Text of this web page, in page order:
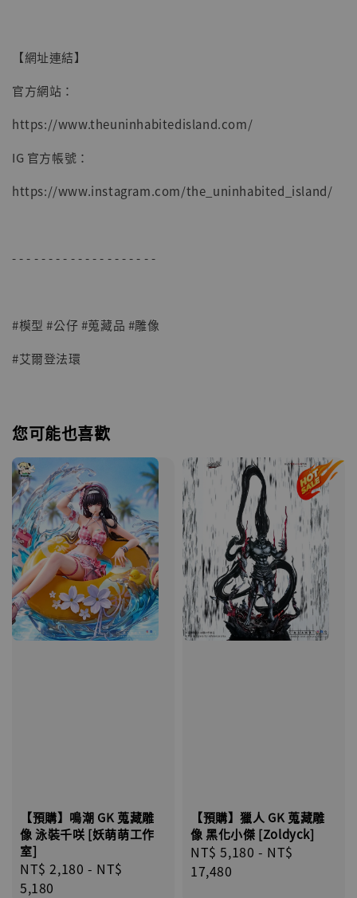
【網址連結】
官方網站：
https://www.theuninhabitedisland.com/
IG 官方帳號：
https://www.instagram.com/the_uninhabited_island/
- - - - - - - - - - - - - - - - - - - -
#模型 #公仔 #蒐藏品 #雕像
#艾爾登法環
您可能也喜歡
【預購】鳴潮 GK 蒐藏雕
像 泳裝千咲 [妖萌萌工作
室]
Regular
price
NT$ 2,180 - NT$
5,180
【預購】獵人 GK 蒐藏雕
像 黑化小傑 [Zoldyck]
Regular
price
NT$ 5,180 - NT$
17,480